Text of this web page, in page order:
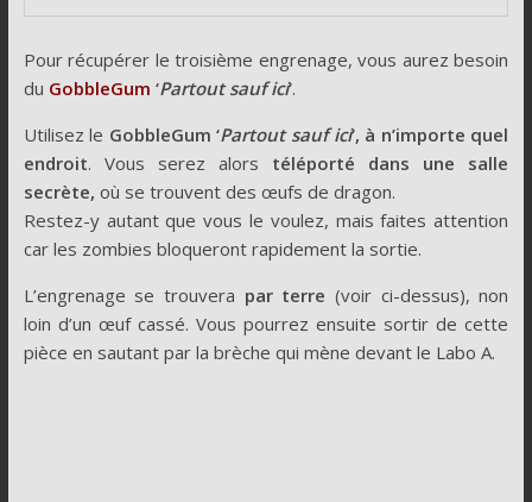
Pour récupérer le troisième engrenage, vous aurez besoin
du GobbleGum ‘Partout sauf ici‘.
Utilisez le GobbleGum ‘Partout sauf ici‘, à n’importe quel
endroit. Vous serez alors téléporté dans une salle
secrète, où se trouvent des œufs de dragon.
Restez-y autant que vous le voulez, mais faites attention
car les zombies bloqueront rapidement la sortie.
L’engrenage se trouvera par terre (voir ci-dessus), non
loin d’un œuf cassé. Vous pourrez ensuite sortir de cette
pièce en sautant par la brèche qui mène devant le Labo A.